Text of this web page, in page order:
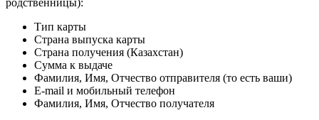
Тип карты
Страна выпуска карты
Страна получения (Казахстан)
Сумма к выдаче
Фамилия, Имя, Отчество отправителя (то есть ваши)
E-mail и мобильный телефон
Фамилия, Имя, Отчество получателя